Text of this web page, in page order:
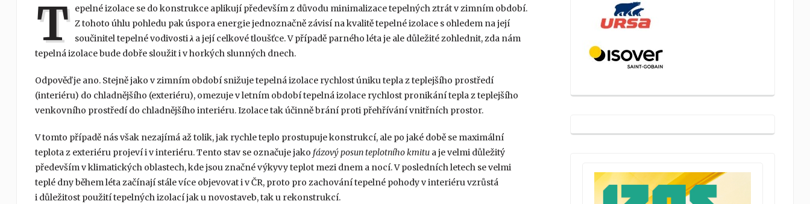
T
epelné izolace se do konstrukce aplikují především z důvodu minimalizace tepelných ztrát v zimním období.
Z tohoto úhlu pohledu pak úspora energie jednoznačně závisí na kvalitě tepelné izolace s ohledem na její
součinitel tepelné vodivostiλa její celkové tloušťce. V případě parného léta je ale důležité zohlednit, zda nám
tepelná izolace bude dobře sloužit i v horkých slunných dnech.
Odpověď je ano. Stejně jako v zimním období snižuje tepelná izolace rychlost úniku tepla z teplejšího prostředí
(interiéru) do chladnějšího (exteriéru), omezuje v letním období tepelná izolace rychlost pronikání tepla z teplejšího
venkovního prostředí do chladnějšího interiéru. Izolace tak účinně brání proti přehřívání vnitřních prostor.
V tomto případě nás však nezajímá až tolik, jak rychle teplo prostupuje konstrukcí, ale po jaké době se maximální
teplota z exteriéru projeví i v interiéru. Tento stav se označuje jako fázový posun teplotního kmitua je velmi důležitý
především v klimatických oblastech, kde jsou značné výkyvy teplot mezi dnem a nocí. V posledních letech se velmi
teplé dny během léta začínají stále více objevovat i v ČR, proto pro zachování tepelné pohody v interiéru vzrůstá
i důležitost použití tepelných izolací jak u novostaveb, tak u rekonstrukcí.